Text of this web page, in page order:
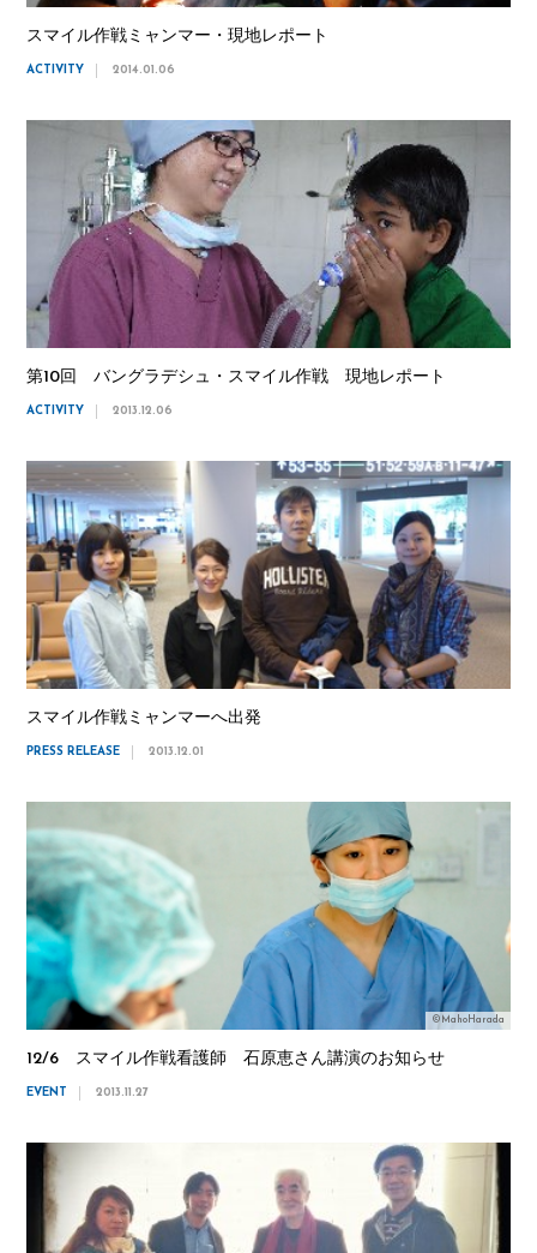
スマイル作戦ミャンマー・現地レポート
ACTIVITY 2014.01.06
第10回 バングラデシュ・スマイル作戦 現地レポート
ACTIVITY 2013.12.06
スマイル作戦ミャンマーへ出発
PRESS RELEASE 2013.12.01
©MahoHarada
12/6 スマイル作戦看護師 石原恵さん講演のお知らせ
EVENT 2013.11.27